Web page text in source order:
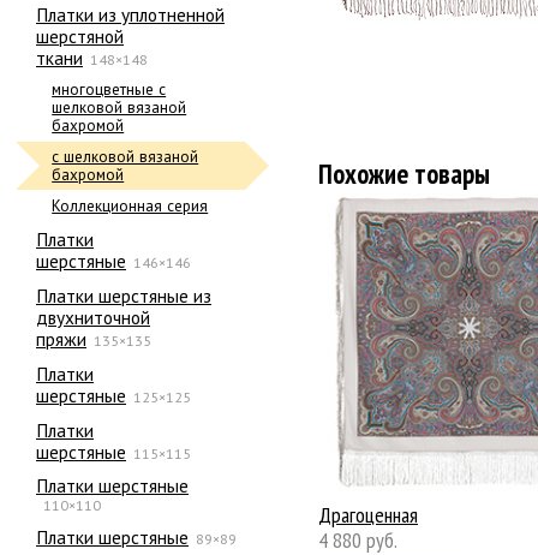
Платки из уплотненной
шерстяной
ткани 148×148
многоцветные с
шелковой вязаной
бахромой
с шелковой вязаной
бахромой
Коллекционная серия
Платки
шерстяные 146×146
Платки шерстяные из
двухниточной
пряжи 135×135
Платки
шерстяные 125×125
Платки
шерстяные 115×115
Платки шерстяные
110×110
Платки шерстяные 89×89
Похожие товары
Драгоценная
4 880 руб.